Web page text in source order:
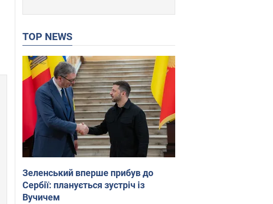
TOP NEWS
Зеленський вперше прибув до
Сербії: планується зустріч із
Вучичем